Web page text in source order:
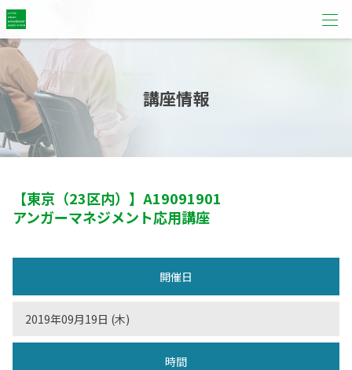
講座情報
【東京（23区内）】 A19091901
アンガーマネジメント応用講座
開催日
2019年09月19日 (木)
時間